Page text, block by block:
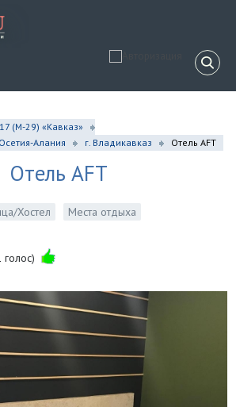
(М-29) «Кавказ»
Алания
г. Владикавказ Отель AFT
Отель AFT
Хостел
Места отдыха
голос)